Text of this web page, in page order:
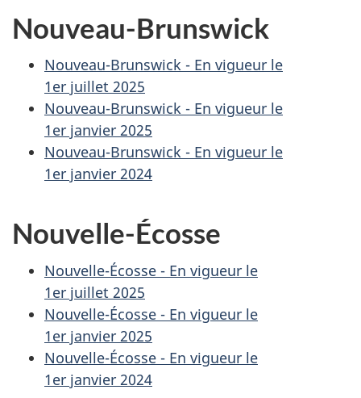
Nouveau-Brunswick
Nouveau-Brunswick - En vigueur le
1er juillet 2025
Nouveau-Brunswick - En vigueur le
1er janvier 2025
Nouveau-Brunswick - En vigueur le
1er janvier 2024
Nouvelle-Écosse
Nouvelle-Écosse - En vigueur le
1er juillet 2025
Nouvelle-Écosse - En vigueur le
1er janvier 2025
Nouvelle-Écosse - En vigueur le
1er janvier 2024